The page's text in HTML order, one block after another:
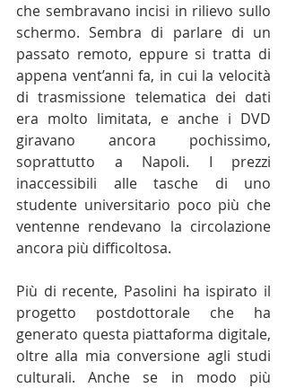
che sembravano incisi in rilievo sullo
schermo. Sembra di parlare di un
passato remoto, eppure si tratta di
appena vent’anni fa, in cui la velocità
di trasmissione telematica dei dati
era molto limitata, e anche i DVD
giravano ancora pochissimo,
soprattutto a Napoli. I prezzi
inaccessibili alle tasche di uno
studente universitario poco più che
ventenne rendevano la circolazione
ancora più difficoltosa.
Più di recente, Pasolini ha ispirato il
progetto postdottorale che ha
generato questa piattaforma digitale,
oltre alla mia conversione agli studi
culturali. Anche se in modo più